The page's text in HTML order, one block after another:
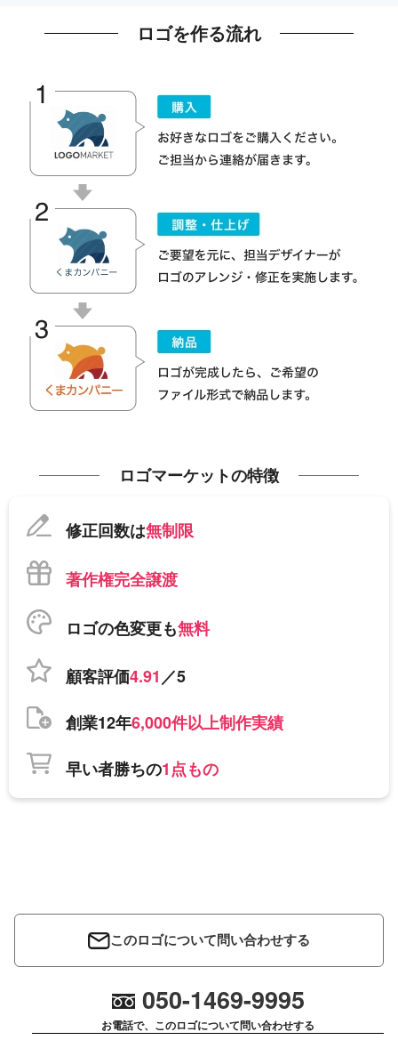
ロゴを作る流れ
ロゴマーケットの特徴
修正回数は無制限
著作権完全譲渡
ロゴの色変更も無料
顧客評価4.91／5
創業12年6,000件以上制作実績
早い者勝ちの1点もの
このロゴについて問い合わせする
050-1469-9995
お電話で、このロゴについて問い合わせする